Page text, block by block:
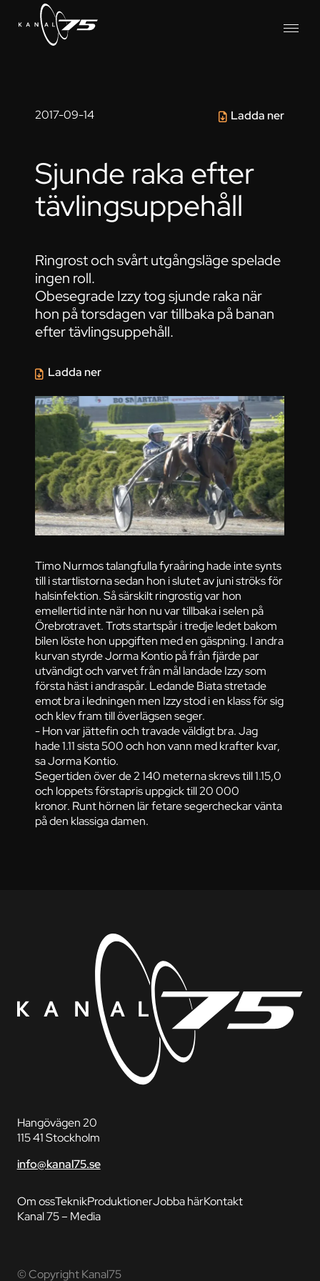
2017-09-14 Ladda ner
Sjunde raka efter
tävlingsuppehåll
Ringrost och svårt utgångsläge spelade
ingen roll.
Obesegrade Izzy tog sjunde raka när
hon på torsdagen var tillbaka på banan
efter tävlingsuppehåll.
Timo Nurmos talangfulla fyraåring hade inte synts
till i startlistorna sedan hon i slutet av juni ströks för
halsinfektion. Så särskilt ringrostig var hon
emellertid inte när hon nu var tillbaka i selen på
Örebrotravet. Trots startspår i tredje ledet bakom
bilen löste hon uppgiften med en gäspning. I andra
kurvan styrde Jorma Kontio på från fjärde par
utvändigt och varvet från mål landade Izzy som
första häst i andraspår. Ledande Biata stretade
emot bra i ledningen men Izzy stod i en klass för sig
och klev fram till överlägsen seger.
- Hon var jättefin och travade väldigt bra. Jag
hade 1.11 sista 500 och hon vann med krafter kvar,
sa Jorma Kontio.
Segertiden över de 2 140 meterna skrevs till 1.15,0
och loppets förstapris uppgick till 20 000
kronor. Runt hörnen lär fetare segercheckar vänta
på den klassiga damen.
Ladda ner
Hangövägen 20
115 41 Stockholm
info@kanal75.se
Om ossTeknikProduktionerJobba härKontakt
Kanal 75 – Media
© Copyright Kanal75